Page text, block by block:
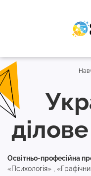
Освітньо-професійна
«Психологія» ,